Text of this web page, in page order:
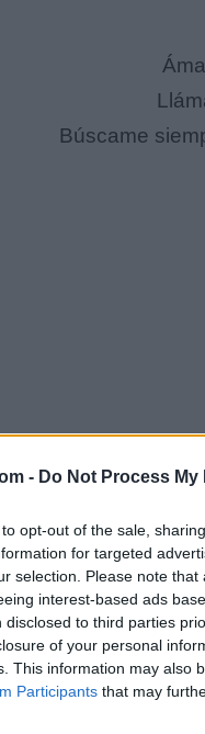
- Do Not Process
opt-out of the sale,
for targeted
selection. Please note
interest-based ads
disclosed to third parties
of your personal
This information may also
Participants that may
Búscame